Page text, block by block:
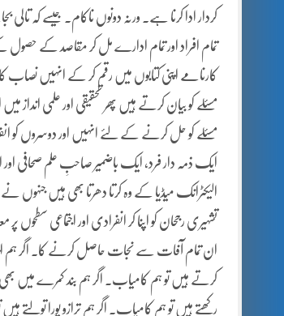
کردار ادا کرنا ہے۔ ورنہ دونوں ناکام۔ جیسے کہ
تمام افراد اور تمام ادارے مل کر مقاصد کے
کارنامے اپنی کتابوں میں رقم کر کے انہیں
مسئلے کو بیان کرتے ہیں پھر تحقیقی اور علمی
مسئلے کو حل کرنے کے لئے انہیں اور دوسروں کو
ایک ذمہ دار فرد، ایک باضمیر صاحبِ علم صحافی
الیکٹرانک میڈیا کے وہ کرتا دھرتا بھی ہیں
تشہیری رجحان کو اپنا کر انفرادی اور اجتماعی
ان تمام آفات سے نجات حاصل کرنے کا۔ اگر ہم
کرتے ہیں تو ہم کامیاب۔ اگر ہم بند کمرے میں
رکھتے ہیں تو ہم کامیاب۔ اگر ہم ترازو پورا تولتے